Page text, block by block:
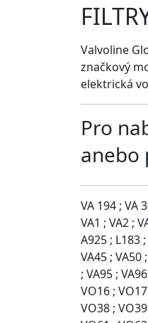
Valvoline
značkový
elektrická
Pro
anebo
VA 194 ; VA
VA1 ; VA2 ;
A925 ; L183
VA45 ; VA50
; VA95 ;
VO16 ;
VO38 ;